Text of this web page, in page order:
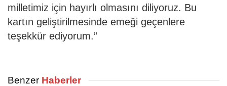
milletimiz için hayırlı olmasını diliyoruz. Bu
kartın geliştirilmesinde emeği geçenlere
teşekkür ediyorum.”
Benzer Haberler